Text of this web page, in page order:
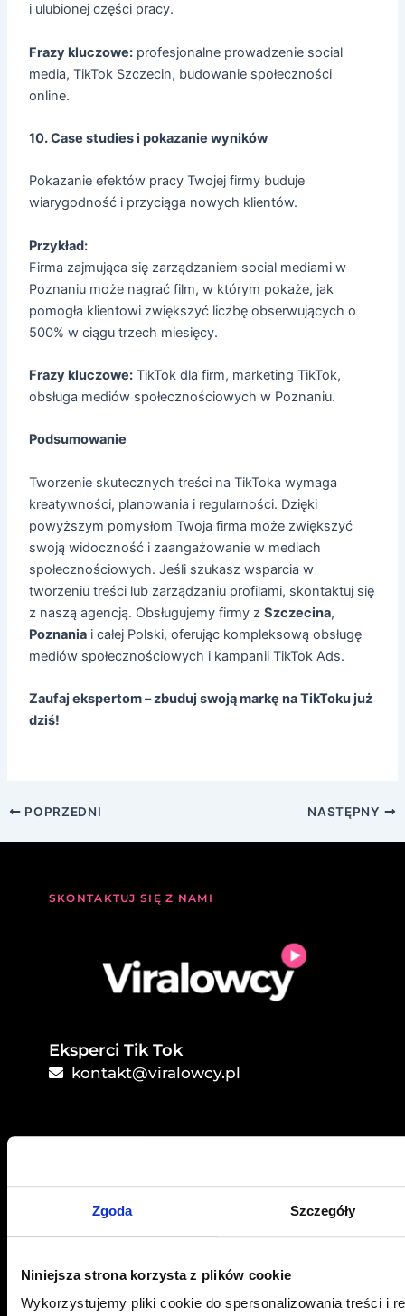
Zgoda Szczegóły
Niniejsza strona korzysta z plików cookie
Wykorzystujemy pliki cookie do spersonalizowania treści i
i ulubionej części pracy.
Frazy kluczowe: profesjonalne prowadzenie social
media, TikTok Szczecin, budowanie społeczności
online.
10. Case studies i pokazanie wyników
Pokazanie efektów pracy Twojej firmy buduje
wiarygodność i przyciąga nowych klientów.
Przykład:
Firma zajmująca się zarządzaniem social mediami w
Poznaniu może nagrać film, w którym pokaże, jak
pomogła klientowi zwiększyć liczbę obserwujących o
500% w ciągu trzech miesięcy.
Frazy kluczowe: TikTok dla firm, marketing TikTok,
obsługa mediów społecznościowych w Poznaniu.
Podsumowanie
Tworzenie skutecznych treści na TikToka wymaga
kreatywności, planowania i regularności. Dzięki
powyższym pomysłom Twoja firma może zwiększyć
swoją widoczność i zaangażowanie w mediach
społecznościowych. Jeśli szukasz wsparcia w
tworzeniu treści lub zarządzaniu profilami, skontaktuj się
z naszą agencją. Obsługujemy firmy zSzczecina,
Poznania i całej Polski, oferując kompleksową obsługę
mediów społecznościowych i kampanii TikTok Ads.
Zaufaj ekspertom – zbuduj swoją markę na TikToku już
dziś!
POPRZEDNI NASTĘPNY
SKONTAKTUJ SIĘ Z NAMI
Eksperci Tik Tok
kontakt@viralowcy.pl